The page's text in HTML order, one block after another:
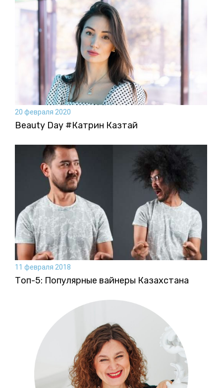
20 февраля 2020
Beauty Day #Катрин Казтай
11 февраля 2018
Топ-5: Популярные вайнеры Казахстана